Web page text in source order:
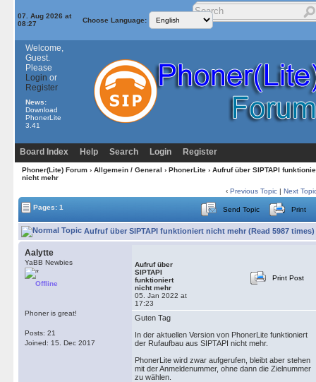
07. Aug 2026 at
08:27
Choose Language:
Welcome,
Guest.
Please
Login or
Register
News:
Download
PhonerLite
3.41
Board Index Help Search Login Register
Phoner(Lite) Forum› Allgemein / General › PhonerLite› Aufruf über SIPTAPI
nicht mehr
‹ Previous Topic | Next
Pages: 1 Send Topic Print
Aufruf über SIPTAPI funktioniert nicht mehr (Read 5987 times)
Aalytte
YaBB Newbies
Offline
Phoner is great!
Posts: 21
Joined: 15. Dec 2017
Aufruf über
SIPTAPI
funktioniert
nicht mehr
05. Jan 2022 at
17:23
Print Post
Guten Tag
In der aktuellen Version von PhonerLite funktioniert
der Rufaufbau aus SIPTAPI nicht mehr.
PhonerLite wird zwar aufgerufen, bleibt aber stehen
mit der Anmeldenummer, ohne dann die Zielnummer
zu wählen.